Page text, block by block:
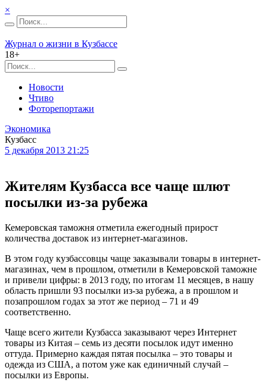
×
Журнал о жизни в Кузбассе
18+
Новости
Чтиво
Фоторепортажи
Экономика
Кузбасс
5 декабря 2013 21:25
Жителям Кузбасса все чаще шлют
посылки из-за рубежа
Кемеровская таможня отметила ежегодный прирост
количества доставок из интернет-магазинов.
В этом году кузбассовцы чаще заказывали товары в интернет-
магазинах, чем в прошлом, отметили в Кемеровской таможне
и привели цифры: в 2013 году, по итогам 11 месяцев, в нашу
область пришли 93 посылки из-за рубежа, а в прошлом и
позапрошлом годах за этот же период – 71 и 49
соответственно.
Чаще всего жители Кузбасса заказывают через Интернет
товары из Китая – семь из десяти посылок идут именно
оттуда. Примерно каждая пятая посылка – это товары и
одежда из США, а потом уже как единичный случай –
посылки из Европы.